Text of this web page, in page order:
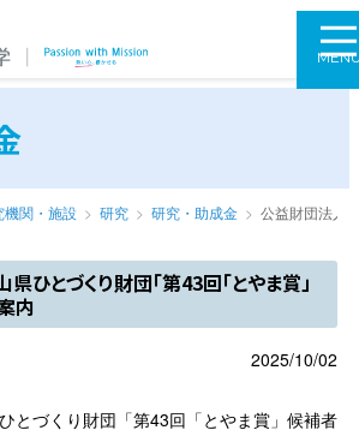
尚絅学院大学
機関・施設 研究 研究・助成金 公益財団法人
ひとづくり財団「第43回「とやま賞」
内
2025/10/02
とづくり財団「第43回「とやま賞」候補者